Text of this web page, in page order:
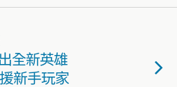
全新英雄
援新手玩家